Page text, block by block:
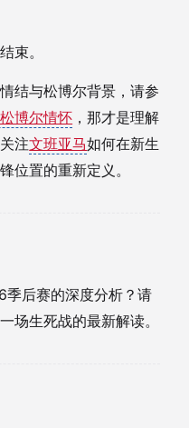
束。
结与松博尔背景，请参
博尔情怀 ，那才是理解
注文班亚马如何在新生
位置的重新定义。
后赛的深度分析？请
场生死战的最新解读。